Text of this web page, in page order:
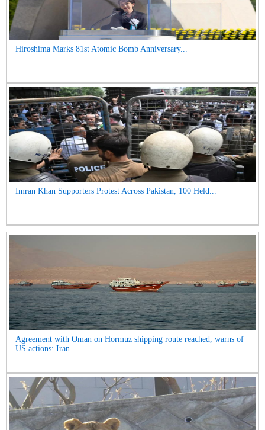
Hiroshima Marks 81st Atomic Bomb Anniversary...
Imran Khan Supporters Protest Across Pakistan, 100 Held...
Agreement with Oman on Hormuz shipping route reached, warns of
US actions: Iran...